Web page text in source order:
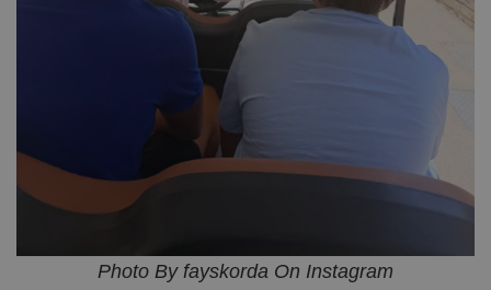
Photo By fayskorda On Instagram